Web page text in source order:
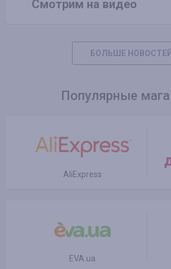
Смотрим на видео
БОЛЬШЕ НОВОСТЕЙ
Популярные
AliExpress
EVA.ua